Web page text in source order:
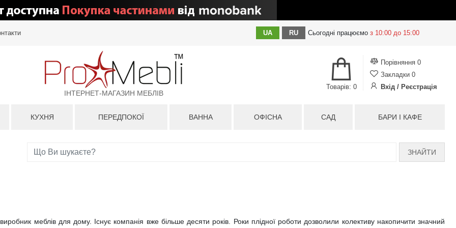
UA RU Сьогодні працюємо з 10:00 до 15:00
ІНТЕРНЕТ-МАГАЗИН МЕБЛІВ
Порівняння 0
Закладки 0
Вхід / Реєстрація
Товарів: 0
КУХНЯ ПЕРЕДПОКОЇ ВАННА ОФІСНА САД БАРИ І КАФЕ
ЗНАЙТИ
меблів для дому. Існує компанія вже більше десяти років. Роки плідної роботи дозволили колективу накопичити значний